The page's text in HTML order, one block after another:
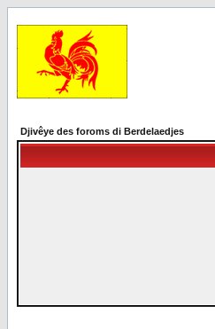
Djivêye des foroms di Berdelaedjes